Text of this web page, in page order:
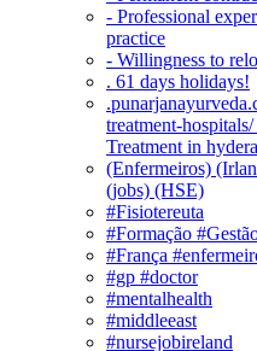
- Professional
practice
- Willingness to
. 61 days holidays!
treatment-
Treatment in
(Enfermeiros)
(jobs) (HSE)
#Fisiotereuta
#Formação
#França
#gp #doctor
#mentalhealth
#middleeast
#nursejobireland